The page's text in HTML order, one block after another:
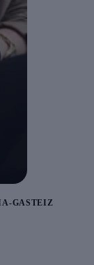
GASTEIZ